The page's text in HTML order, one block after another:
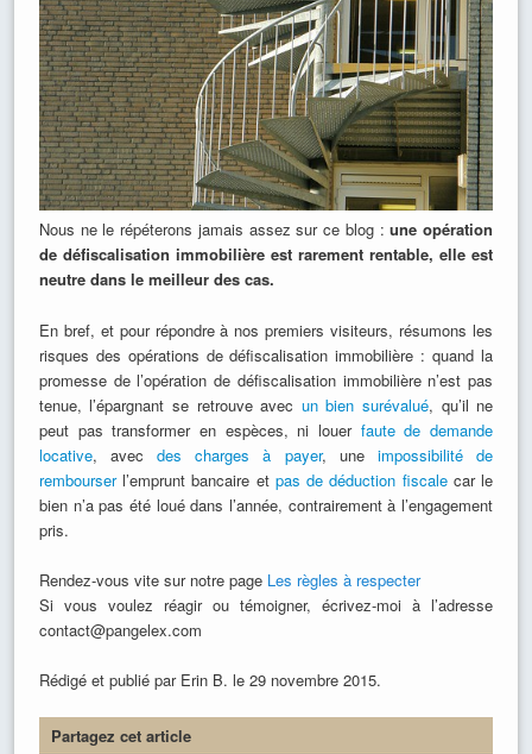
Nous ne le répéterons jamais assez sur ce blog :une opération
de défiscalisation immobilière est rarement rentable, elle est
neutre dans le meilleur des cas.
En bref, et pour répondre à nos premiers visiteurs, résumons les
risques des opérations de défiscalisation immobilière : quand la
promesse de l’opération de défiscalisation immobilière n’est pas
tenue, l’épargnant se retrouve avec un bien surévalué, qu’il ne
peut pas transformer en espèces, ni louer faute de demande
locative, avecdes charges à payer, une impossibilité de
rembourserl’emprunt bancaire et pas de déduction fiscalecar le
bien n’a pas été loué dans l’année, contrairement à l’engagement
pris.
Rendez-vous vite sur notre page Les règles à respecter
Si vous voulez réagir ou témoigner, écrivez-moi à l’adresse
contact@pangelex.com
Rédigé et publié par Erin B. le 29 novembre 2015.
Partagez cet article